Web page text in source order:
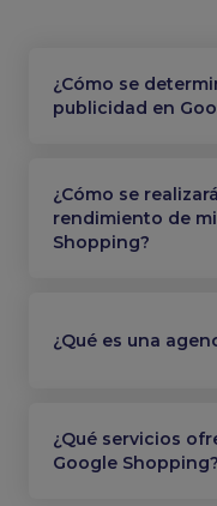
¿Cómo se
publicidad en
¿Cómo se
rendimiento de
Shopping?
¿Qué es una
¿Qué servicios
Google Shopping?